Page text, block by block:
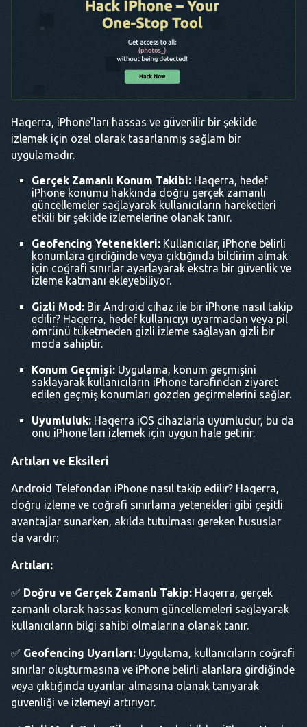
Haqerra, iPhone'ları hassas ve güvenilir bir şekilde
izlemek için özel olarak tasarlanmış sağlam bir
uygulamadır.
Gerçek Zamanlı Konum Takibi: Haqerra, hedef
iPhone konumu hakkında doğru gerçek zamanlı
güncellemeler sağlayarak kullanıcıların hareketleri
etkili bir şekilde izlemelerine olanak tanır.
Geofencing Yetenekleri: Kullanıcılar, iPhone belirli
konumlara girdiğinde veya çıktığında bildirim almak
için coğrafi sınırlar ayarlayarak ekstra bir güvenlik ve
izleme katmanı ekleyebiliyor.
Gizli Mod: Bir Android cihaz ile bir iPhone nasıl takip
edilir? Haqerra, hedef kullanıcıyı uyarmadan veya pil
ömrünü tüketmeden gizli izleme sağlayan gizli bir
moda sahiptir.
Konum Geçmişi: Uygulama, konum geçmişini
saklayarak kullanıcıların iPhone tarafından ziyaret
edilen geçmiş konumları gözden geçirmelerini sağlar.
Uyumluluk: Haqerra iOS cihazlarla uyumludur, bu da
onu iPhone'ları izlemek için uygun hale getirir.
Artıları ve Eksileri
Android Telefondan iPhone nasıl takip edilir? Haqerra,
doğru izleme ve coğrafi sınırlama yetenekleri gibi çeşitli
avantajlar sunarken, akılda tutulması gereken hususlar
da vardır:
Artıları:
✅ Doğru ve Gerçek Zamanlı Takip: Haqerra, gerçek
zamanlı olarak hassas konum güncellemeleri sağlayarak
kullanıcıların bilgi sahibi olmalarına olanak tanır.
✅ Geofencing Uyarıları: Uygulama, kullanıcıların coğrafi
sınırlar oluşturmasına ve iPhone belirli alanlara girdiğinde
veya çıktığında uyarılar almasına olanak tanıyarak
güvenliği ve izlemeyi artırıyor.